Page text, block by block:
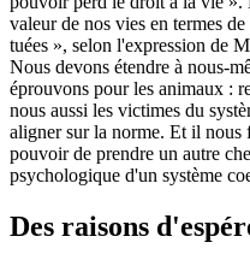
valeur de nos vies en termes
tuées », selon l'expression de
Nous devons étendre à nous-
éprouvons pour les animaux :
nous aussi les victimes du
aligner sur la norme. Et il nous
pouvoir de prendre un autre
psychologique d'un système
Des raisons